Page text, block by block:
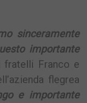
sinceramente
importante
Franco e
flegrea
e importante